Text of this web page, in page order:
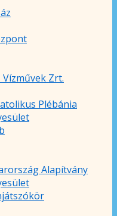
Zrt.
Plébánia
Alapítvány